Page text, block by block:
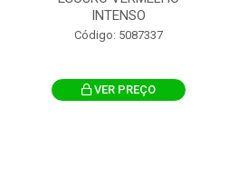
INTENSO
Código: 5087337
VER PREÇO